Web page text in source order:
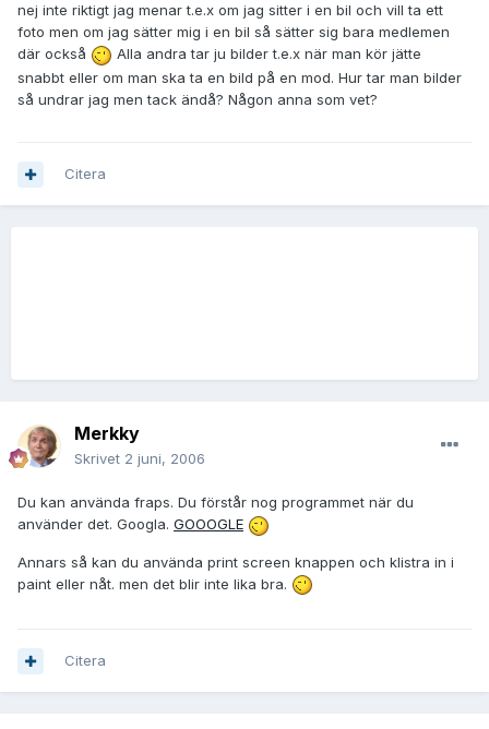
nej inte riktigt jag menar t.e.x om jag sitter i en bil och vill ta ett
foto men om jag sätter mig i en bil så sätter sig bara medlemen
där också
Alla andra tar ju bilder t.e.x när man kör jätte
snabbt eller om man ska ta en bild på en mod. Hur tar man bilder
så undrar jag men tack ändå? Någon anna som vet?
Citera
Merkky
Skrivet 2 juni, 2006
Du kan använda fraps. Du förstår nog programmet när du
använder det. Googla. GOOOGLE
Annars så kan du använda print screen knappen och klistra in i
paint eller nåt. men det blir inte lika bra.
Citera